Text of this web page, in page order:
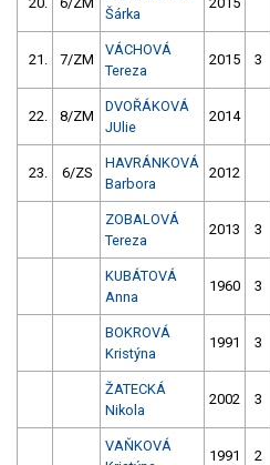
Šárka
21. 7/ZM
VÁCHOVÁ
Tereza
2015 3
22. 8/ZM
DVOŘÁKOVÁ
JUlie
2014
23. 6/ZS
HAVRÁNKOVÁ
Barbora
2012
ZOBALOVÁ
Tereza
2013 3
KUBÁTOVÁ
Anna
1960 3
BOKROVÁ
Kristýna
1991 3
ŽATECKÁ
Nikola
2002 3
VAŇKOVÁ
1991 2